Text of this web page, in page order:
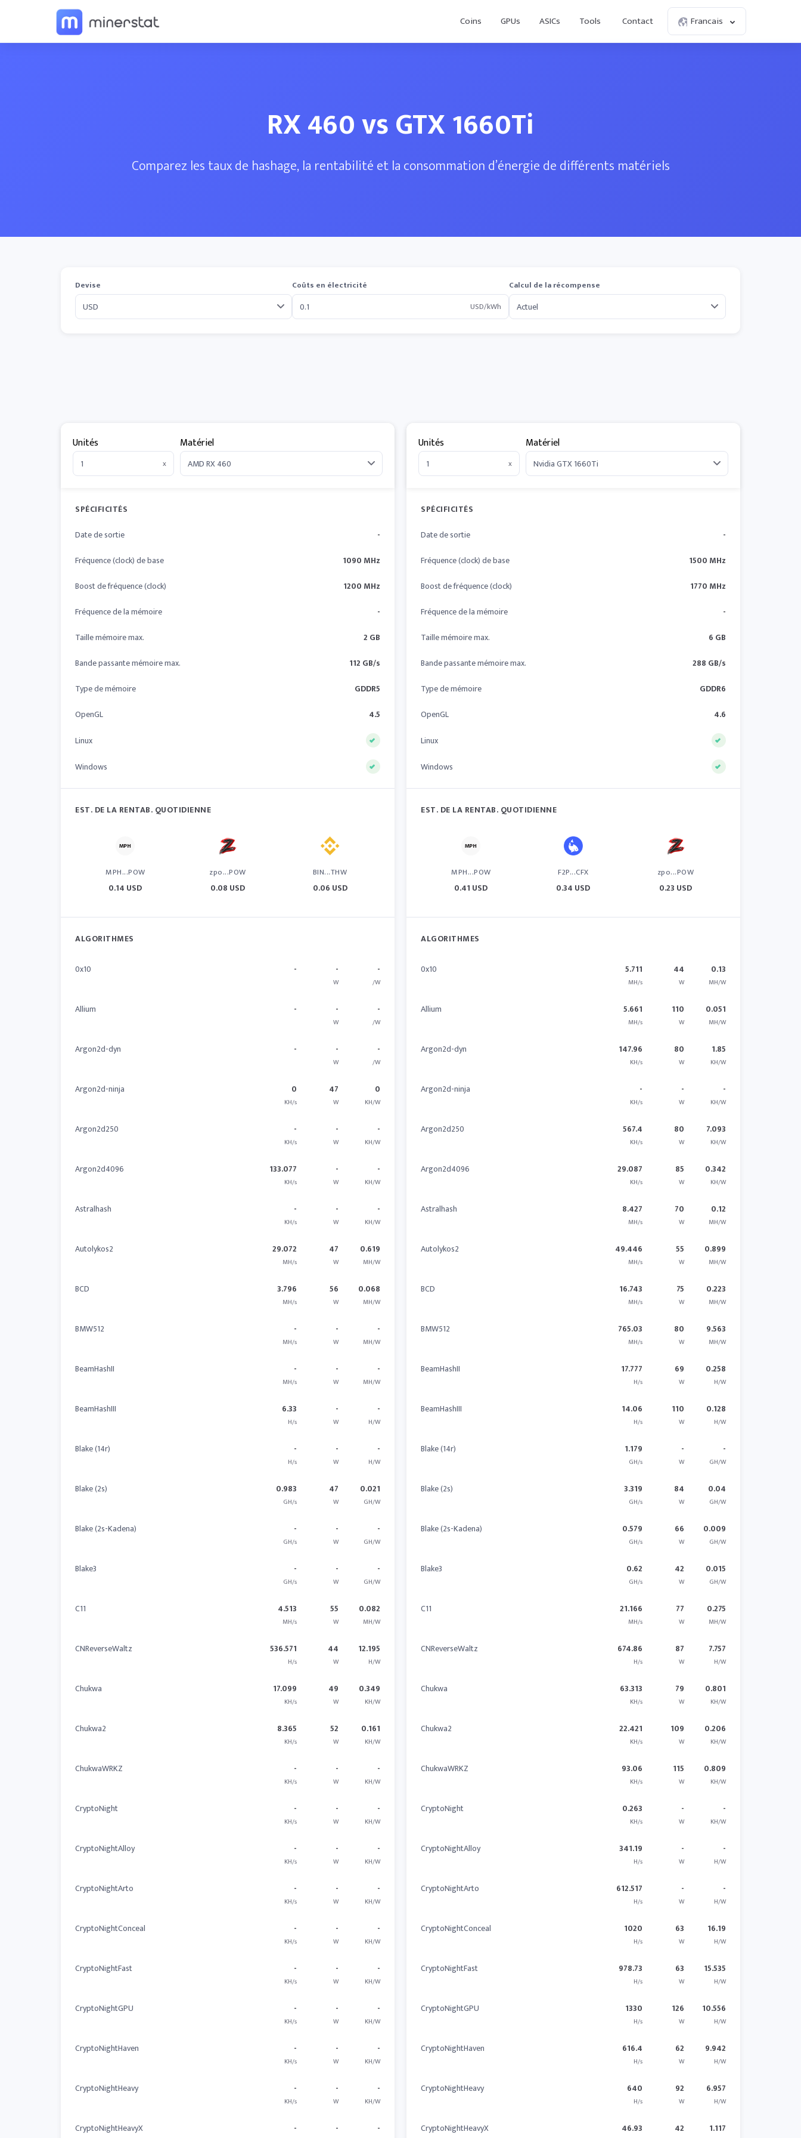
Coins GPUs ASICs Tools Contact Francais
RX 460 vs GTX 1660Ti
Comparez les taux de hashage, la rentabilité et la consommation d’énergie de différents matériels
Devise
Coûts en électricité
USD/kWh
Calcul de la récompense
Unités
x
Matériel
SPÉCIFICITÉS
Date de sortie
-
Fréquence (clock) de base
1090 MHz
Boost de fréquence (clock)
1200 MHz
Fréquence de la mémoire
-
Taille mémoire max.
2 GB
Bande passante mémoire max.
112 GB/s
Type de mémoire
GDDR5
OpenGL
4.5
Linux
Windows
EST. DE LA RENTAB. QUOTIDIENNE
MPH...POW
0.14 USD
zpo...POW
0.08 USD
BIN...THW
0.06 USD
ALGORITHMES
0x10 - -
W
-
/W
Allium - -
W
-
/W
Argon2d-dyn - -
W
-
/W
Argon2d-ninja 0
KH/s
47
W
0
KH/W
Argon2d250 -
KH/s
-
W
-
KH/W
Argon2d4096 133.077
KH/s
-
W
-
KH/W
Astralhash -
KH/s
-
W
-
KH/W
Autolykos2 29.072
MH/s
47
W
0.619
MH/W
BCD 3.796
MH/s
56
W
0.068
MH/W
BMW512 -
MH/s
-
W
-
MH/W
BeamHashII -
MH/s
-
W
-
MH/W
BeamHashIII 6.33
H/s
-
W
-
H/W
Blake (14r) -
H/s
-
W
-
H/W
Blake (2s) 0.983
GH/s
47
W
0.021
GH/W
Blake (2s-Kadena) -
GH/s
-
W
-
GH/W
Blake3 -
GH/s
-
W
-
GH/W
C11 4.513
MH/s
55
W
0.082
MH/W
CNReverseWaltz 536.571
H/s
44
W
12.195
H/W
Chukwa 17.099
KH/s
49
W
0.349
KH/W
Chukwa2 8.365
KH/s
52
W
0.161
KH/W
ChukwaWRKZ -
KH/s
-
W
-
KH/W
CryptoNight -
KH/s
-
W
-
KH/W
CryptoNightAlloy -
KH/s
-
W
-
KH/W
CryptoNightArto -
KH/s
-
W
-
KH/W
CryptoNightConceal -
KH/s
-
W
-
KH/W
CryptoNightFast -
KH/s
-
W
-
KH/W
CryptoNightGPU -
KH/s
-
W
-
KH/W
CryptoNightHaven -
KH/s
-
W
-
KH/W
CryptoNightHeavy -
KH/s
-
W
-
KH/W
CryptoNightHeavyX - - -
Unités
x
Matériel
SPÉCIFICITÉS
Date de sortie
-
Fréquence (clock) de base
1500 MHz
Boost de fréquence (clock)
1770 MHz
Fréquence de la mémoire
-
Taille mémoire max.
6 GB
Bande passante mémoire max.
288 GB/s
Type de mémoire
GDDR6
OpenGL
4.6
Linux
Windows
EST. DE LA RENTAB. QUOTIDIENNE
MPH...POW
0.41 USD
F2P...CFX
0.34 USD
zpo...POW
0.23 USD
ALGORITHMES
0x10 5.711
MH/s
44
W
0.13
MH/W
Allium 5.661
MH/s
110
W
0.051
MH/W
Argon2d-dyn 147.96
KH/s
80
W
1.85
KH/W
Argon2d-ninja -
KH/s
-
W
-
KH/W
Argon2d250 567.4
KH/s
80
W
7.093
KH/W
Argon2d4096 29.087
KH/s
85
W
0.342
KH/W
Astralhash 8.427
MH/s
70
W
0.12
MH/W
Autolykos2 49.446
MH/s
55
W
0.899
MH/W
BCD 16.743
MH/s
75
W
0.223
MH/W
BMW512 765.03
MH/s
80
W
9.563
MH/W
BeamHashII 17.777
H/s
69
W
0.258
H/W
BeamHashIII 14.06
H/s
110
W
0.128
H/W
Blake (14r) 1.179
GH/s
-
W
-
GH/W
Blake (2s) 3.319
GH/s
84
W
0.04
GH/W
Blake (2s-Kadena) 0.579
GH/s
66
W
0.009
GH/W
Blake3 0.62
GH/s
42
W
0.015
GH/W
C11 21.166
MH/s
77
W
0.275
MH/W
CNReverseWaltz 674.86
H/s
87
W
7.757
H/W
Chukwa 63.313
KH/s
79
W
0.801
KH/W
Chukwa2 22.421
KH/s
109
W
0.206
KH/W
ChukwaWRKZ 93.06
KH/s
115
W
0.809
KH/W
CryptoNight 0.263
KH/s
-
W
-
KH/W
CryptoNightAlloy 341.19
H/s
-
W
-
H/W
CryptoNightArto 612.517
H/s
-
W
-
H/W
CryptoNightConceal 1020
H/s
63
W
16.19
H/W
CryptoNightFast 978.73
H/s
63
W
15.535
H/W
CryptoNightGPU 1330
H/s
126
W
10.556
H/W
CryptoNightHaven 616.4
H/s
62
W
9.942
H/W
CryptoNightHeavy 640
H/s
92
W
6.957
H/W
CryptoNightHeavyX 46.93 42 1.117